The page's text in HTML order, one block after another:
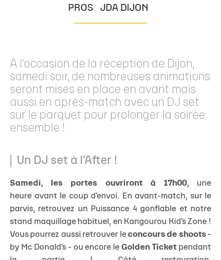
PROS
JDA DIJON
À l'occasion de la réception de Dijon,
samedi soir, de nombreuses animations
seront mises en place en avant mais
aussi en après-match avec un DJ set
sur le parquet pour prolonger la soirée
ensemble !
Un DJ set à l'After !
Samedi, les portes ouvriront à 17h00, une
heure avant le coup d'envoi. En avant-match, sur le
parvis, retrouvez un Puissance 4 gonflable et notre
stand maquillage habituel, en Kangourou Kid's Zone !
Vous pourrez aussi retrouver le concours de shoots-
by Mc Donald's - ou encore leGolden Ticket pendant